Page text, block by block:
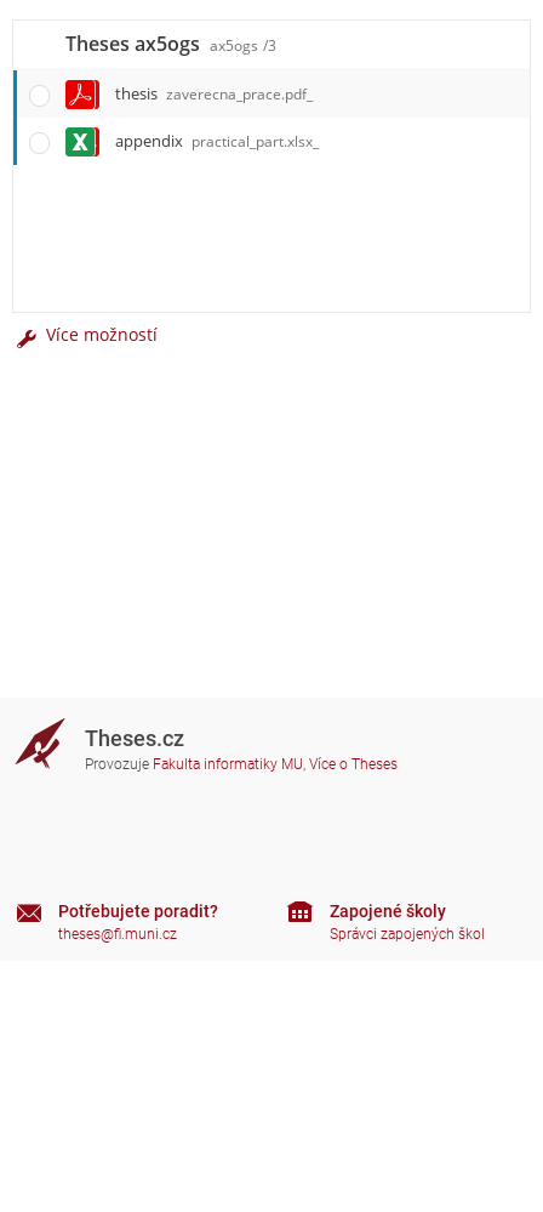
Theses ax5ogs ax5ogs /3
thesis zaverecna_prace.pdf_
appendix practical_part.xlsx_
Více možností
Theses.cz
Provozuje Fakulta informatiky MU, Více o Theses
Potřebujete poradit?
theses@fi.muni.cz
Zapojené školy
Správci zapojených škol